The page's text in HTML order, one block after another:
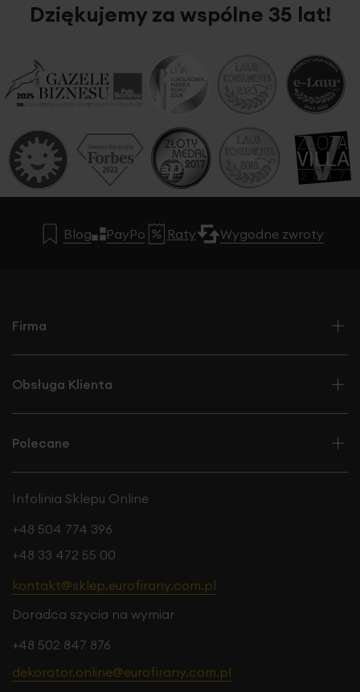
Dziękujemy za wspólne 35 lat!
Blog PayPo Raty Wygodne zwroty
Firma
Obsługa Klienta
Polecane
Infolinia Sklepu Online
+48 504 774 396
+48 33 472 55 00
kontakt@sklep.eurofirany.com.pl
Doradca szycia na wymiar
+48 502 847 876
dekorator.online@eurofirany.com.pl